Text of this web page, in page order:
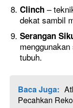
Clinch –
dekat sambil
Serangan
tubuh.
Baca Juga:
Pecahkan